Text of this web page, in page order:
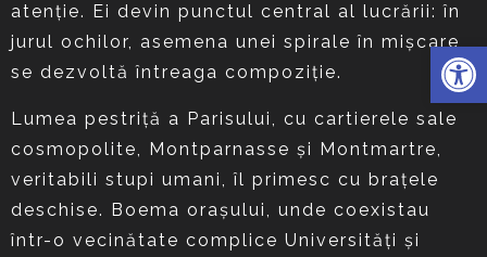
atenţie. Ei devin punctul central al lucrării: în
jurul ochilor, asemena unei spirale în mişcare,
se dezvoltă întreaga compoziţie.
Lumea pestriţă a Parisului, cu cartierele sale
cosmopolite, Montparnasse şi Montmartre,
veritabili stupi umani, îl primesc cu braţele
deschise. Boema oraşului, unde coexistau
într-o vecinătate complice Universităţi şi